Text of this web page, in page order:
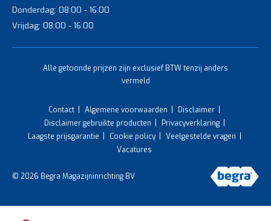
Donderdag: 08:00 - 16:00
Vrijdag: 08:00 - 16:00
Alle getoonde prijzen zijn exclusief BTW tenzij anders
vermeld
Contact Algemene voorwaarden
Disclaimer
Disclaimer gebruikte producten
Privacyverklaring
Laagste prijsgarantie
Cookie policy
Veelgestelde vragen
Vacatures
© 2026 Begra Magazijninrichting BV